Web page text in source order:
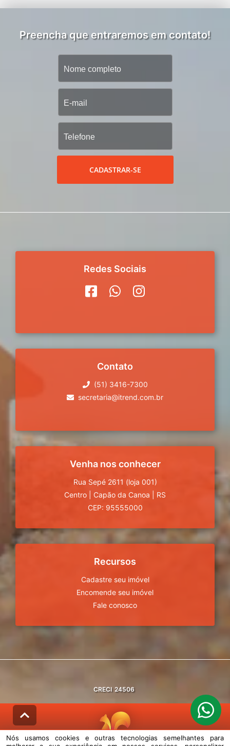
Preencha que entraremos em contato!
CADASTRAR-SE
Redes Sociais
Contato
(51) 3416-7300
secretaria@itrend.com.br
Venha nos conhecer
Rua Sepé 2611 (loja 001)
Centro
Capão da Canoa
RS
CEP: 95555000
Recursos
Cadastre seu imóvel
Encomende seu imóvel
Fale conosco
CRECI 24506
Nós usamos cookies e outras tecnologias semelhantes para